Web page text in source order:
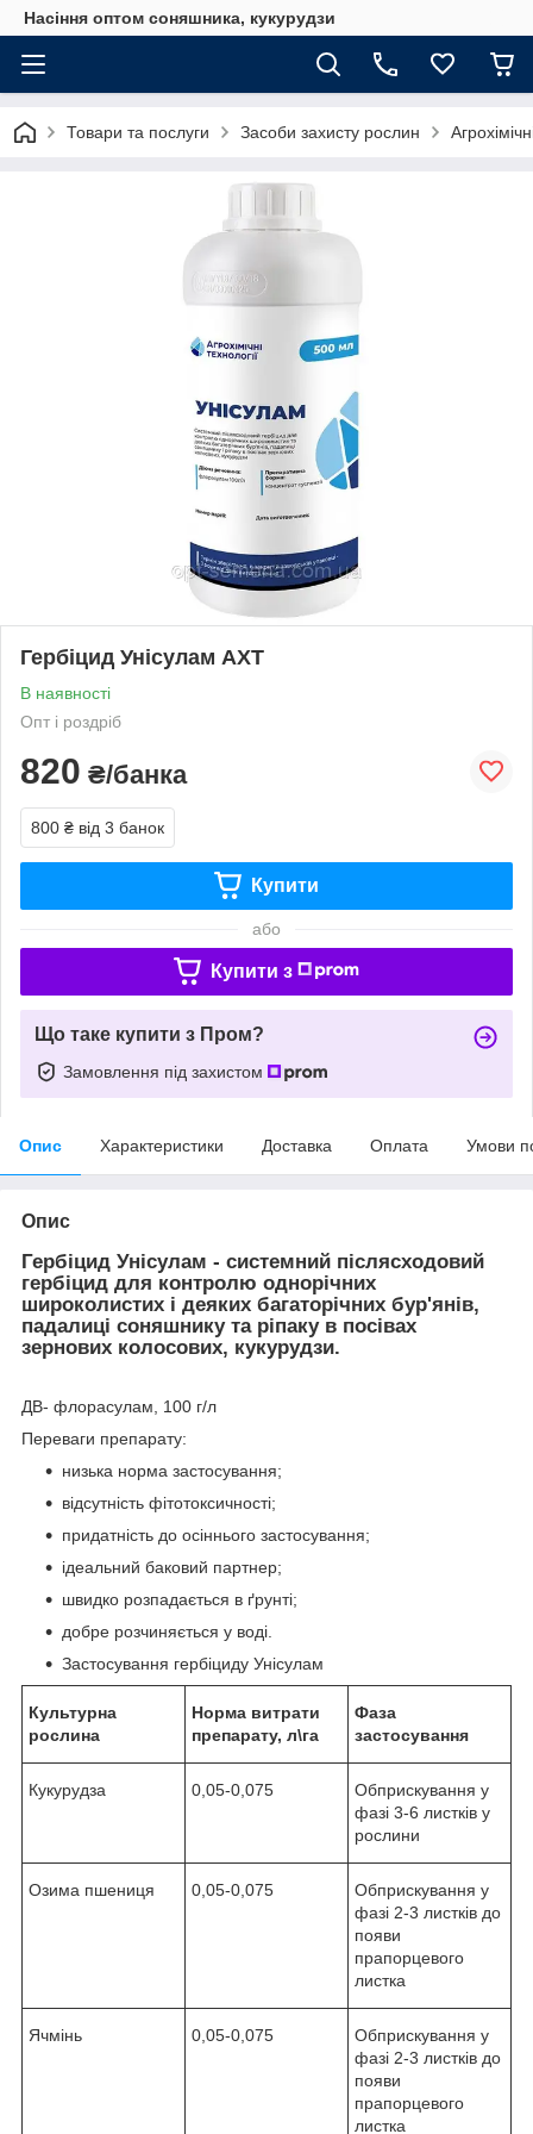
Насіння оптом соняшника, кукурудзи
Товари та послуги Засоби захисту рослин
Гербіцид Унісулам АХТ
В наявності
Опт і роздріб
820 ₴/банка
800 ₴ від 3 банок
Купити
або
Купити з
Що таке купити з Пром?
Замовлення під захистом
Опис Характеристики Доставка Оплата Умови
Опис
Гербіцид Унісулам - системний післясходовий
гербіцид для контролю однорічних
широколистих і деяких багаторічних бур'янів,
падалиці соняшнику та ріпаку в посівах
зернових колосових, кукурудзи.
ДВ- флорасулам, 100 г/л
Переваги препарату:
низька норма застосування;
відсутність фітотоксичності;
придатність до осіннього застосування;
ідеальний баковий партнер;
швидко розпадається в ґрунті;
добре розчиняється у воді.
Застосування гербіциду Унісулам
Культурна
рослина
Норма витрати
препарату, л\га
Фаза
застосування
Кукурудза 0,05-0,075
Обприскування у
фазі 3-6 листків у
рослини
Озима пшениця 0,05-0,075
Обприскування у
фазі 2-3 листків до
появи
прапорцевого
листка
Ячмінь 0,05-0,075
Обприскування у
фазі 2-3 листків до
появи
прапорцевого
листка